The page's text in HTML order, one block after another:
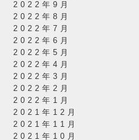
2022年9月
2022年8月
2022年7月
2022年6月
2022年5月
2022年4月
2022年3月
2022年2月
2022年1月
2021年12月
2021年11月
2021年10月